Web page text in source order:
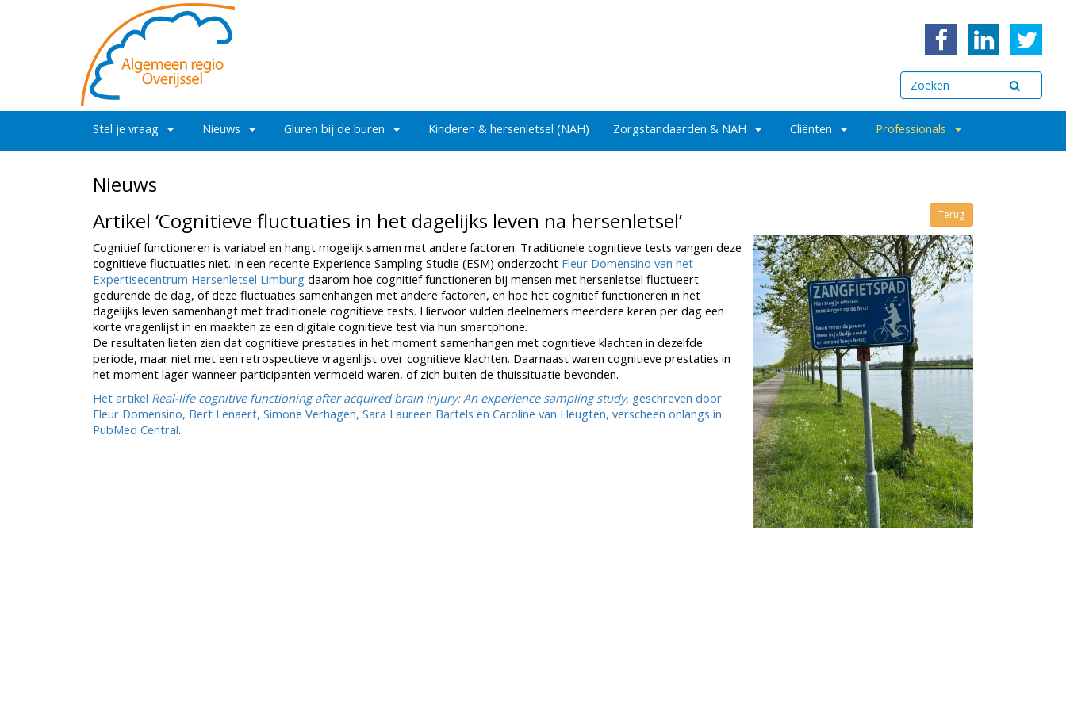
Stel je vraag Nieuws Gluren bij de buren Kinderen & hersenletsel (NAH) Zorgstandaarden & NAH Cliënten Professionals
Nieuws
Terug
Artikel ‘Cognitieve fluctuaties in het dagelijks leven na hersenletsel’
Cognitief functioneren is variabel en hangt mogelijk samen met andere factoren. Traditionele cognitieve tests vangen deze
cognitieve fluctuaties niet. In een recente Experience Sampling Studie (ESM) onderzocht Fleur Domensino van het
Expertisecentrum Hersenletsel Limburg daarom hoe cognitief functioneren bij mensen met hersenletsel fluctueert
gedurende de dag, of deze fluctuaties samenhangen met andere factoren, en hoe het cognitief functioneren in het
dagelijks leven samenhangt met traditionele cognitieve tests. Hiervoor vulden deelnemers meerdere keren per dag een
korte vragenlijst in en maakten ze een digitale cognitieve test via hun smartphone.
De resultaten lieten zien dat cognitieve prestaties in het moment samenhangen met cognitieve klachten in dezelfde
periode, maar niet met een retrospectieve vragenlijst over cognitieve klachten. Daarnaast waren cognitieve prestaties in
het moment lager wanneer participanten vermoeid waren, of zich buiten de thuissituatie bevonden.
Het artikel Real-life cognitive functioning after acquired brain injury: An experience sampling study, geschreven door
Fleur Domensino, Bert Lenaert, Simone Verhagen, Sara Laureen Bartels en Caroline van Heugten, verscheen onlangs in
PubMed Central.